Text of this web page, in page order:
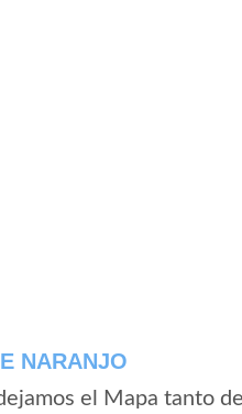
NARANJO
el Mapa tanto